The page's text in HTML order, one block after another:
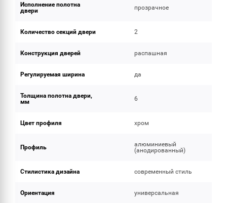
Исполнение полотна
двери
прозрачное
Количество секций двери 2
Конструкция дверей распашная
Регулируемая ширина да
Толщина полотна двери,
мм
6
Цвет профиля хром
Профиль
алюминиевый
(анодированный)
Стилистика дизайна современный стиль
Ориентация универсальная